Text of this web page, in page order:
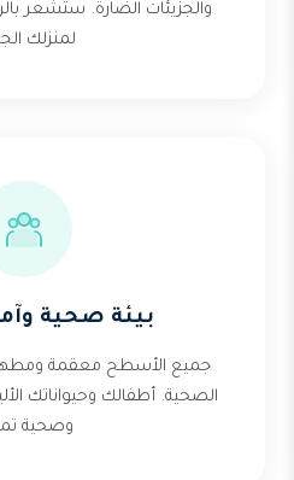
والجزيئات الضارة. ستشعر
لمنزلك
بيئة صحية
جميع الأسطح معقمة
الصحية. أطفالك وحيواناتك
وصحية